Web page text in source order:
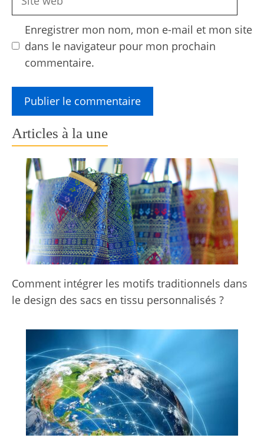
Enregistrer mon nom, mon e-mail et mon site
dans le navigateur pour mon prochain
commentaire.
Articles à la une
Comment intégrer les motifs traditionnels dans
le design des sacs en tissu personnalisés ?